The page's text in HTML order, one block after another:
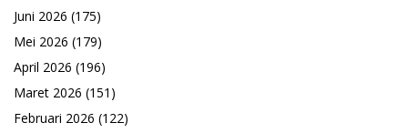
Juni 2026 (175)
Mei 2026 (179)
April 2026 (196)
Maret 2026 (151)
Februari 2026 (122)